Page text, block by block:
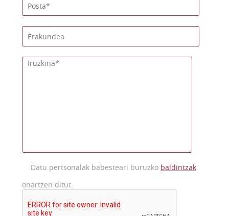
Datu pertsonalak babesteari buruzko baldintzak
onartzen ditut.